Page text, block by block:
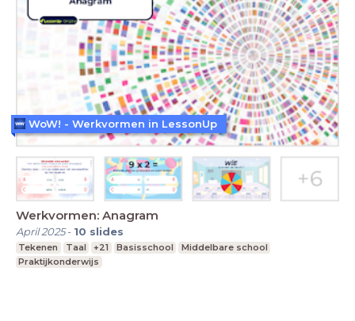
Werkvormen: Anagram
April 2025- 10 slides
Tekenen Taal +21 Basisschool
Middelbare school
Praktijkonderwijs
WoW! - Werkvormen in LessonUp